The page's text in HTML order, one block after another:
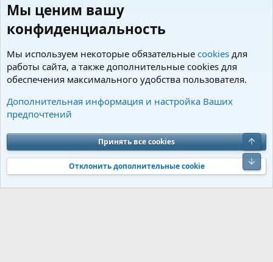
Пользователи
Cookies Charm by DCom
Обратная связь
Условия и правила
Политика конфиденциальности
Помощь
S
S
Community platform by XenForo® © 2010-2026 XenForo Ltd. Перевод от
Jumuro®|Media embeds via s9e/MediaSites
Мы ценим вашу
конфиденциальность
Мы используем некоторые обязательные cookies для
работы сайта, а также дополнительные cookies для
обеспечения максимального удобства пользователя.
Дополнительная информация и настройка Ваших
предпочтений
Принять все cookies
Отклонить дополнительные cookie
Верх
Низ